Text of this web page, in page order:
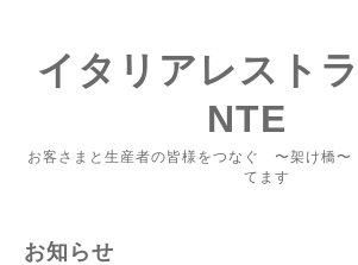
イタリアレスト
NTE
お客さまと生産者の皆様をつなぐ 〜架け橋
てます
お知らせ